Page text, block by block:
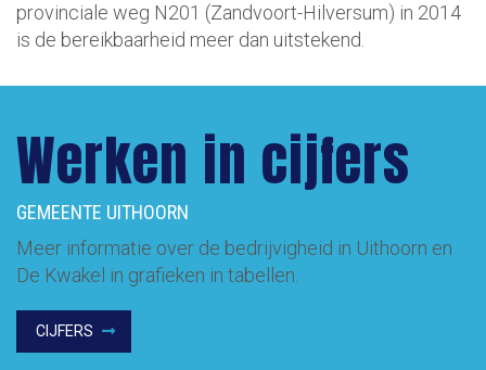
provinciale weg N201 (Zandvoort-Hilversum) in 2014
is de bereikbaarheid meer dan uitstekend.
Werken in cijfers
GEMEENTE UITHOORN
Meer informatie over de bedrijvigheid in Uithoorn en
De Kwakel in grafieken in tabellen.
CIJFERS